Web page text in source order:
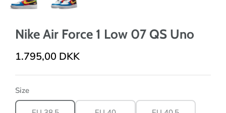
Nike Air Force 1 Low 07 QS Uno
1.795,00 DKK
Size